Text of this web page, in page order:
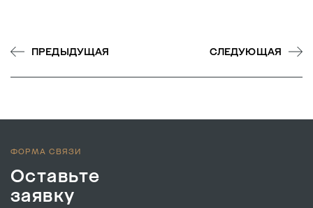
ПРЕДЫДУЩАЯ СЛЕДУЮЩАЯ
ФОРМА СВЯЗИ
Оставьте
заявку